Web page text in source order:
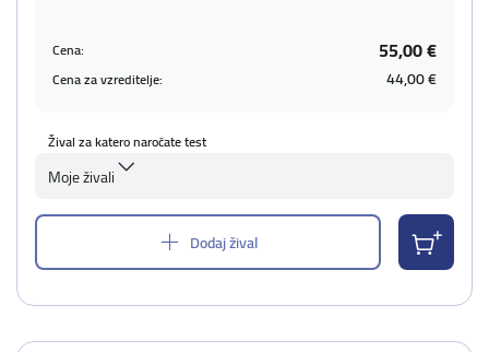
Cena: 55,00 €
Cena za vzreditelje: 44,00 €
Žival za katero naročate test
Moje živali
Dodaj žival